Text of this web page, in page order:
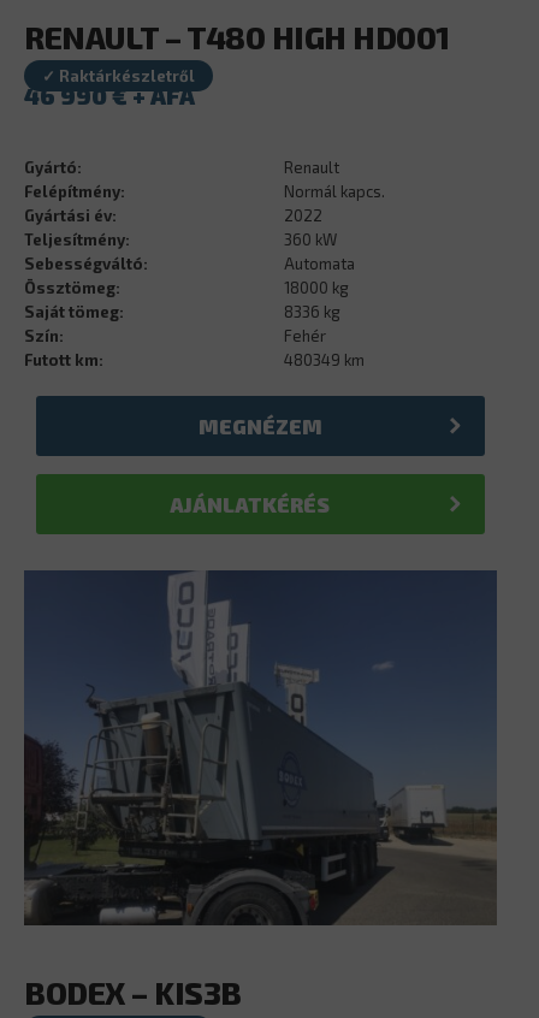
RENAULT – T480 HIGH HD001
✓ Raktárkészletről
46 990€
Gyártó:
Renault
Felépítmény:
Normál kapcs.
Gyártási év:
2022
Teljesítmény:
360 kW
Sebességváltó:
Automata
Össztömeg:
18000 kg
Saját tömeg:
8336 kg
Szín:
Fehér
Futott km:
480349 km
MEGNÉZEM
AJÁNLATKÉRÉS
BODEX – KIS3B